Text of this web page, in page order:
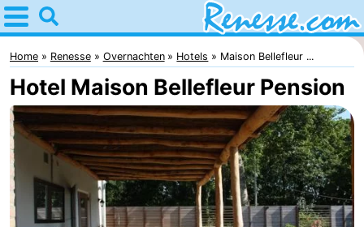
Home
Renesse
Tips
Voor
kinderen
Overnachten
Appartementen
Home Renesse Overnachten Hotels Maison Bellefleur ...
Hotel Maison Bellefleur Pension